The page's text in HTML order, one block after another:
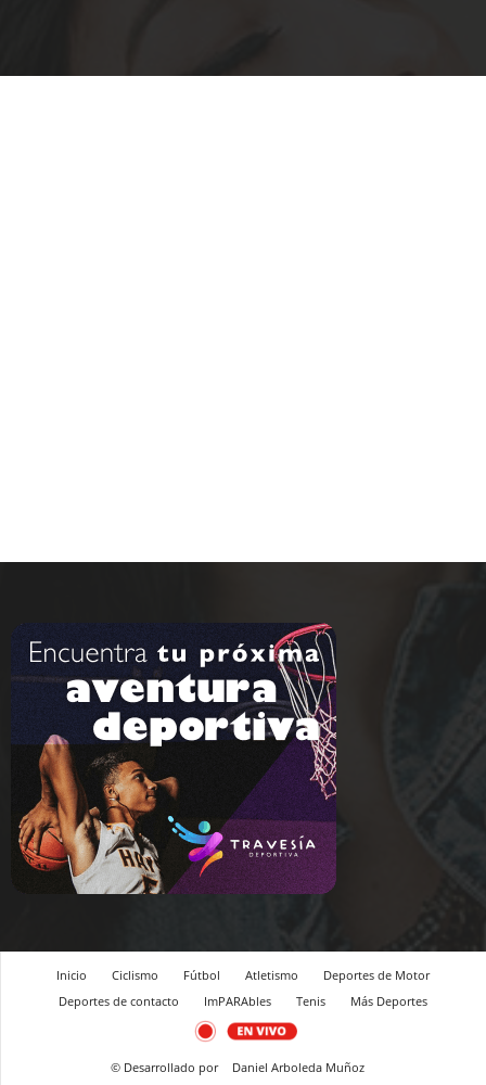
Inicio Ciclismo Fútbol Atletismo
Deportes de Motor
Deportes de contacto
ImPARAbles Tenis Más Deportes
© Desarrollado por Daniel Arboleda Muñoz